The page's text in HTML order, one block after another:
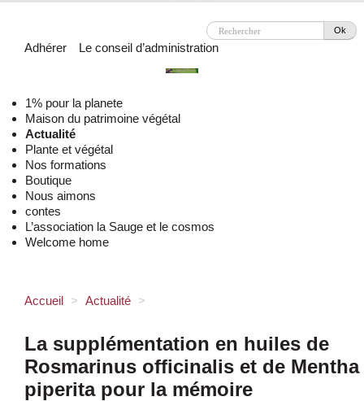
Ok
Adhérer Le conseil d’administration
1% pour la planete
Maison du patrimoine végétal
Actualité
Plante et végétal
Nos formations
Boutique
Nous aimons
contes
L’association la Sauge et le cosmos
Welcome home
Accueil > Actualité >
La supplémentation en huiles de
Rosmarinus officinalis et de Mentha
piperita pour la mémoire